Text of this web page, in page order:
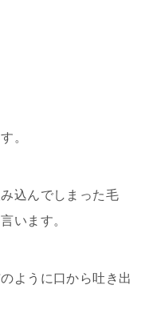
。
込んでしまった毛
います。
ように口から吐き出